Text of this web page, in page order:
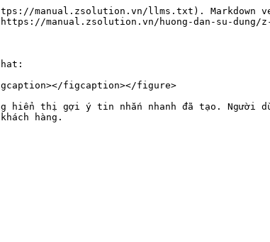
manual.zsolution.vn/llms.txt). Markdown
manual.zsolution.vn/huong-dan-su-dung/
figcaption></figure>
hiển thị gợi ý tin nhắn nhanh đã tạo. Người